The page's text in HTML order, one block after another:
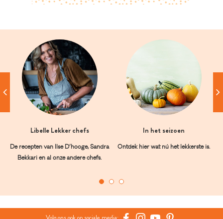
Libelle Lekker chefs
De recepten van Ilse D’hooge, Sandra
Bekkari en al onze andere chefs.
In het seizoen
Ontdek hier wat nú het lekkerste is.